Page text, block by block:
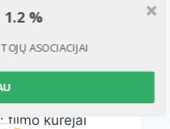
vyko
tik paprasti
bei vaikus
filmo kūrėjai
1.2 %
ASOCIACIJAI